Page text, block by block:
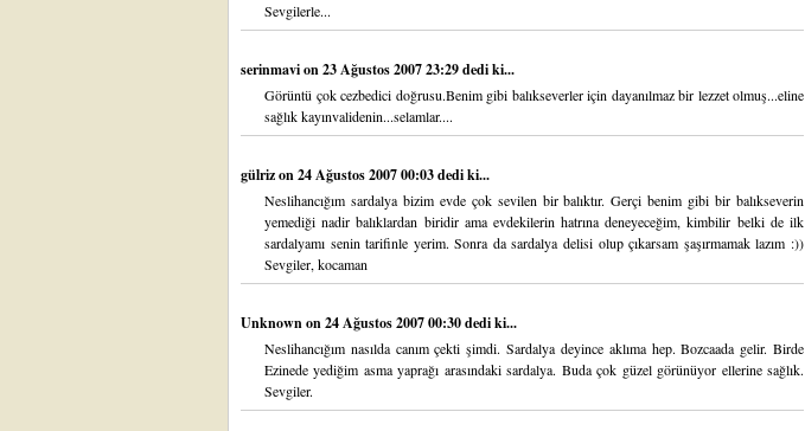
Sevgilerle...
serinmavion 23 Ağustos 2007 23:29 dedi ki...
Görüntü çok cezbedici doğrusu.Benim gibi balıkseverler için dayanılmaz bir lezzet olmuş...eline
sağlık kayınvalidenin...selamlar....
gülrizon 24 Ağustos 2007 00:03 dedi ki...
Neslihancığım sardalya bizim evde çok sevilen bir balıktır. Gerçi benim gibi bir balıkseverin
yemediği nadir balıklardan biridir ama evdekilerin hatrına deneyeceğim, kimbilir belki de ilk
sardalyamı senin tarifinle yerim. Sonra da sardalya delisi olup çıkarsam şaşırmamak lazım :))
Sevgiler, kocaman
Unknownon 24 Ağustos 2007 00:30 dedi ki...
Neslihancığım nasılda canım çekti şimdi. Sardalya deyince aklıma hep. Bozcaada gelir. Birde
Ezinede yediğim asma yaprağı arasındaki sardalya. Buda çok güzel görünüyor ellerine sağlık.
Sevgiler.